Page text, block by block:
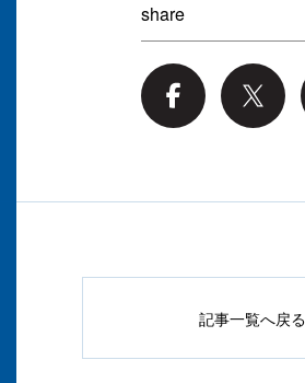
share
記事一覧へ戻る